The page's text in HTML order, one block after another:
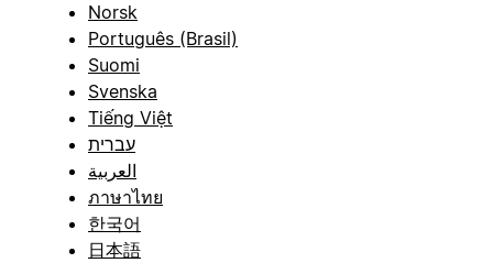
Norsk
Português (Brasil)
Suomi
Svenska
Tiếng Việt
עברית
العربية
ภาษาไทย
한국어
日本語